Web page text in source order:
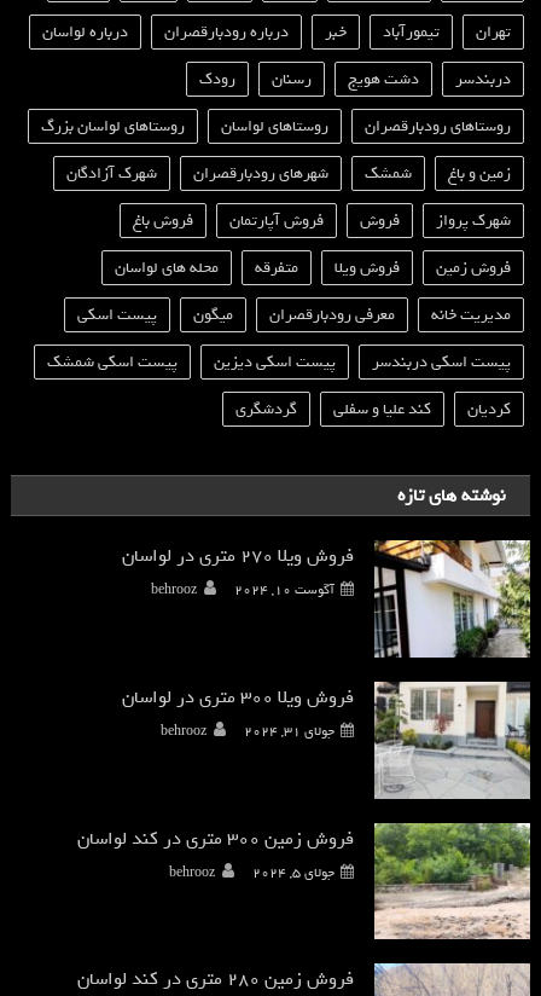
تهران
تیمورآباد خبر درباره رودبارقصران
درباره لواسان
دربندسر
دشت هویج رسنان
رودک
روستاهای رودبارقصران
روستاهای لواسان
روستاهای لواسان بزرگ
زمین و باغ
شمشک شهرهای رودبارقصران
شهرک آزادگان
شهرک پرواز
فروش فروش آپارتمان
فروش باغ
فروش زمین
فروش ویلا متفرقه
محله های لواسان
مدیریت خانه
معرفی رودبارقصران میگون
پیست اسکی
پیست اسکی دربندسر
پیست اسکی دیزین
پیست اسکی شمشک
کردیان
کند علیا و سفلی گردشگری
نوشته های تازه
فروش ویلا 270 متری در لواسان
آگوست 10, 2024 behrooz
فروش ویلا 300 متری در لواسان
جولای 31, 2024 behrooz
فروش زمین 300 متری در کند لواسان
جولای 5, 2024 behrooz
فروش زمین 280 متری در کند لواسان